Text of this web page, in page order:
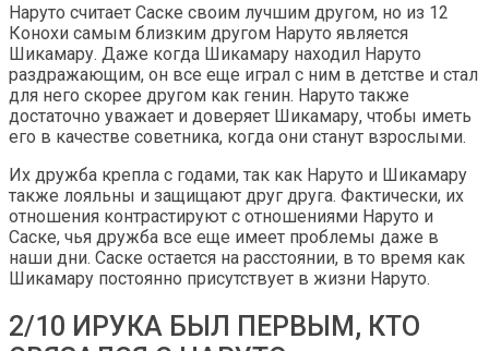
Наруто считает Саске своим лучшим другом, но из 12
Конохи самым близким другом Наруто является
Шикамару. Даже когда Шикамару находил Наруто
раздражающим, он все еще играл с ним в детстве и стал
для него скорее другом как генин. Наруто также
достаточно уважает и доверяет Шикамару, чтобы иметь
его в качестве советника, когда они станут взрослыми.
Их дружба крепла с годами, так как Наруто и Шикамару
также лояльны и защищают друг друга. Фактически, их
отношения контрастируют с отношениями Наруто и
Саске, чья дружба все еще имеет проблемы даже в
наши дни. Саске остается на расстоянии, в то время как
Шикамару постоянно присутствует в жизни Наруто.
2/10 ИРУКА БЫЛ ПЕРВЫМ, КТО